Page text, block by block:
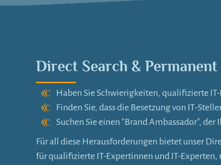
Direct Search &
Haben Sie Schwierigkeiten, qualifizierte
Finden Sie, dass die Besetzung von IT-
Suchen Sie einen "Brand Ambassador",
Für all diese Herausforderungen bietet unser
für qualifizierte IT-Expertinnen und IT-